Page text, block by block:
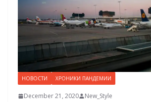
НОВОСТИ ХРОНИКИ ПАНДЕМИИ
December 21, 2020 New_Style